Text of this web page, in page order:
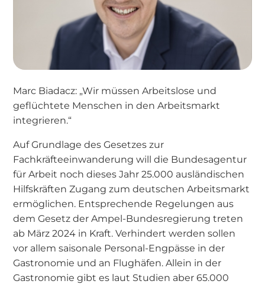
Marc Biadacz: „Wir müssen Arbeitslose und
geflüchtete Menschen in den Arbeitsmarkt
integrieren.“
Auf Grundlage des Gesetzes zur
Fachkräfteeinwanderung will die Bundesagentur
für Arbeit noch dieses Jahr 25.000 ausländischen
Hilfskräften Zugang zum deutschen Arbeitsmarkt
ermöglichen. Entsprechende Regelungen aus
dem Gesetz der Ampel-Bundesregierung treten
ab März 2024 in Kraft. Verhindert werden sollen
vor allem saisonale Personal-Engpässe in der
Gastronomie und an Flughäfen. Allein in der
Gastronomie gibt es laut Studien aber 65.000